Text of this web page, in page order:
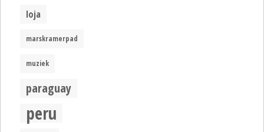
loja
marskramerpad
muziek
paraguay
peru